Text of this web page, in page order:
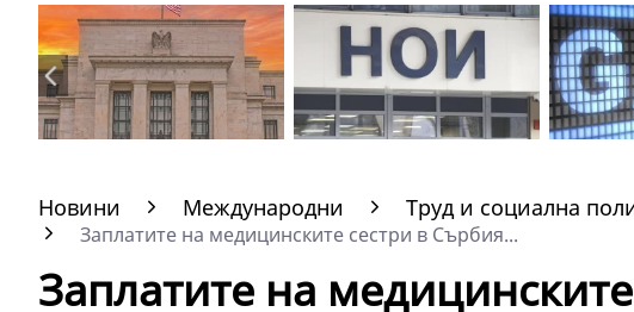
Новини Международни Труд и социална
Заплатите на медицинските сестри в Сърбия...
Заплатите на